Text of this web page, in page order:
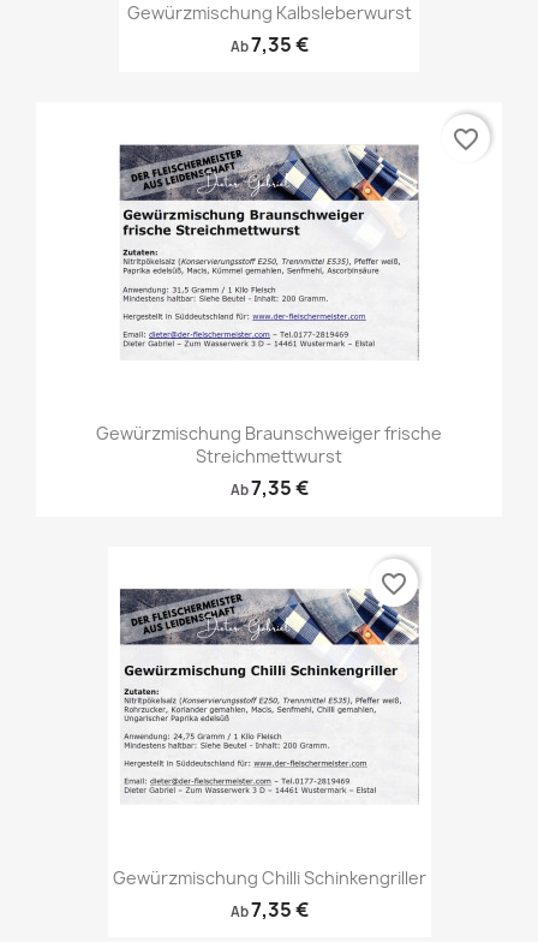
Gewürzmischung Kalbsleberwurst
Ab7,35 €
Gewürzmischung Braunschweiger frische
Streichmettwurst
Ab7,35 €
favorite_border
Gewürzmischung Chilli Schinkengriller
Ab7,35 €
favorite_border